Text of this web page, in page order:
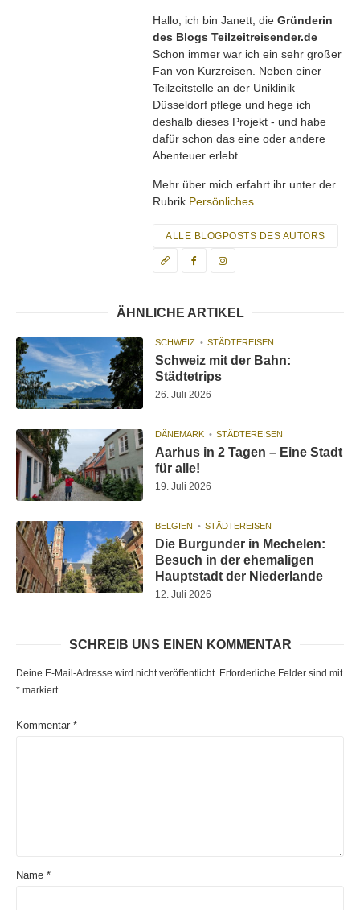
Hallo, ich bin Janett, die Gründerin
des Blogs Teilzeitreisender.de
Schon immer war ich ein sehr großer
Fan von Kurzreisen. Neben einer
Teilzeitstelle an der Uniklinik
Düsseldorf pflege und hege ich
deshalb dieses Projekt - und habe
dafür schon das eine oder andere
Abenteuer erlebt.
Mehr über mich erfahrt ihr unter der
Rubrik Persönliches
ALLE BLOGPOSTS DES AUTORS
ÄHNLICHE ARTIKEL
SCHWEIZ STÄDTEREISEN
Schweiz mit der Bahn:
Städtetrips
26. Juli 2026
DÄNEMARK STÄDTEREISEN
Aarhus in 2 Tagen – Eine Stadt
für alle!
19. Juli 2026
BELGIEN STÄDTEREISEN
Die Burgunder in Mechelen:
Besuch in der ehemaligen
Hauptstadt der Niederlande
12. Juli 2026
SCHREIB UNS EINEN KOMMENTAR
Deine E-Mail-Adresse wird nicht veröffentlicht. Erforderliche Felder sind mit
* markiert
Kommentar *
Name *